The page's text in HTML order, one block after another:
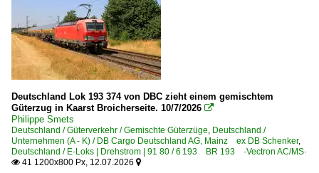
Güterverkehr
Autotransportzüge
Coil-, Stahl- und Aluminiumzüge
Gemischte Güterzüge
Getreidezüge
Güterzüge (sonstige)
Güterzüge nässeempfindliche Güter
Deutschland Lok 193 374 von DBC zieht einem gemischtem
Güterzug in Kaarst Broicherseite. 10/7/2026 
Philippe Smets
Deutschland / Güterverkehr / Gemischte Güterzüge, Deutschland /
Unternehmen (A - K) / DB Cargo Deutschland AG, Mainz ex DB Schenker,
Deutschland / E-Loks | Drehstrom | 91 80 / 6 193 BR 193 ·Vectron AC/MS·
 41 1200x800 Px, 12.07.2026 